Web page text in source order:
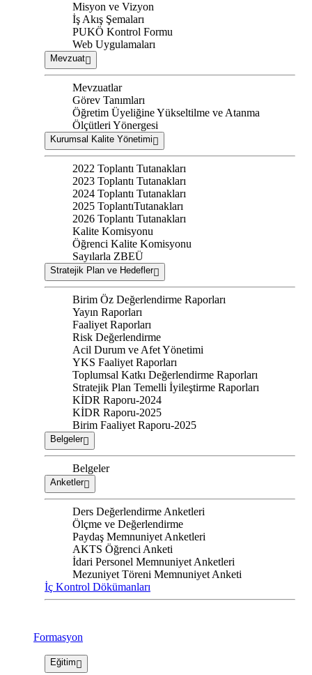
Misyon ve Vizyon
İş Akış Şemaları
PUKÖ Kontrol Formu
Web Uygulamaları
Mevzuat
Mevzuatlar
Görev Tanımları
Öğretim Üyeliğine Yükseltilme ve Atanma
Ölçütleri Yönergesi
Kurumsal Kalite Yönetimi
2022 Toplantı Tutanakları
2023 Toplantı Tutanakları
2024 Toplantı Tutanakları
2025 ToplantıTutanakları
2026 Toplantı Tutanakları
Kalite Komisyonu
Öğrenci Kalite Komisyonu
Sayılarla ZBEÜ
Stratejik Plan ve Hedefler
Birim Öz Değerlendirme Raporları
Yayın Raporları
Faaliyet Raporları
Risk Değerlendirme
Acil Durum ve Afet Yönetimi
YKS Faaliyet Raporları
Toplumsal Katkı Değerlendirme Raporları
Stratejik Plan Temelli İyileştirme Raporları
KİDR Raporu-2024
KİDR Raporu-2025
Birim Faaliyet Raporu-2025
Belgeler
Belgeler
Anketler
Ders Değerlendirme Anketleri
Ölçme ve Değerlendirme
Paydaş Memnuniyet Anketleri
AKTS Öğrenci Anketi
İdari Personel Memnuniyet Anketleri
Mezuniyet Töreni Memnuniyet Anketi
İç Kontrol Dökümanları
Formasyon
Eğitim